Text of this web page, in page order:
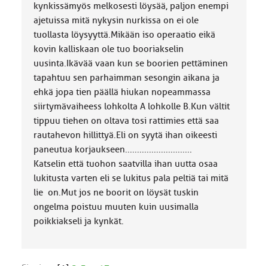
kynkissämyös melkosesti löysää, paljon enempi
ajetuissa mitä nykysin nurkissa on ei ole
tuollasta löysyyttä.Mikään iso operaatio eikä
kovin kalliskaan ole tuo booriakselin
uusinta.Ikävää vaan kun se boorien pettäminen
tapahtuu sen parhaimman sesongin aikana ja
ehkä jopa tien päällä hiukan nopeammassa
siirtymävaiheess lohkolta A lohkolle B.Kun vältit
tippuu tiehen on oltava tosi rattimies että saa
rautahevon hillittyä.Eli on syytä ihan oikeesti
paneutua korjaukseen............................
Katselin että tuohon saatvilla ihan uutta osaa
lukitusta varten eli se lukitus pala peltiä tai mitä
lie on.Mut jos ne boorit on löysät tuskin
ongelma poistuu muuten kuin uusimalla
poikkiakseli ja kynkät.